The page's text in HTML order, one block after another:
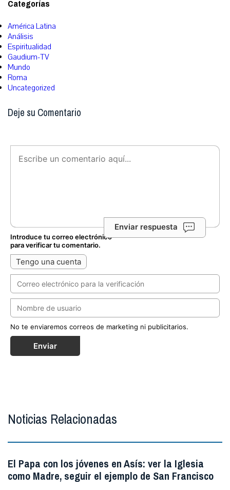
Categorías
América Latina
Análisis
Espiritualidad
Gaudium-TV
Mundo
Roma
Uncategorized
Deje su Comentario
Enviar respuesta
Introduce tu correo electrónico
para verificar tu comentario.
Tengo una cuenta
No te enviaremos correos de marketing ni publicitarios.
Enviar
Noticias Relacionadas
El Papa con los jóvenes en Asís: ver la Iglesia
como Madre, seguir el ejemplo de San Francisco